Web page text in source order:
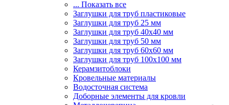
... Показать все
Заглушки для труб пластиковые
Заглушки для труб 25 мм
Заглушки для труб 40х40 мм
Заглушки для труб 50 мм
Заглушки для труб 60х60 мм
Заглушки для труб 100х100 мм
Керамзитоблоки
Кровельные материалы
Водосточная система
Доборные элементы для кровли